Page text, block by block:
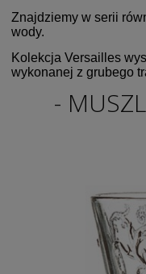
Znajdziemy w serii
wody.
Kolekcja Versailles
wykonanej z grubego
-